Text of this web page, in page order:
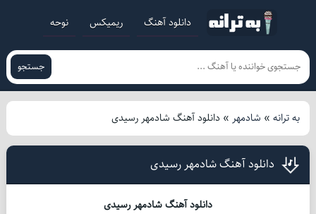
دانلود آهنگ ریمیکس نوحه
جستجو
به ترانه» شادمهر» دانلود آهنگ شادمهر رسیدی
دانلود آهنگ شادمهر رسیدی
دانلود آهنگ شادمهر رسیدی